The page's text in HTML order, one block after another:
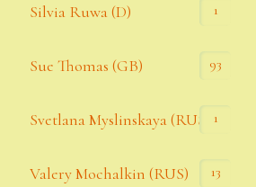
Silvia Ruwa (D) 1
Sue Thomas (GB) 93
Svetlana Myslinskaya (RUS) 1
Valery Mochalkin (RUS) 13